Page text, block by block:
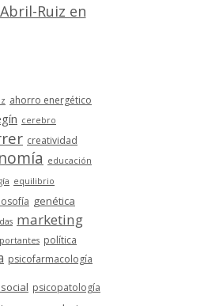
Ruiz en
ahorro energético
cerebro
creatividad
educación
equilibrio
genética
marketing
política
psicofarmacología
psicopatología